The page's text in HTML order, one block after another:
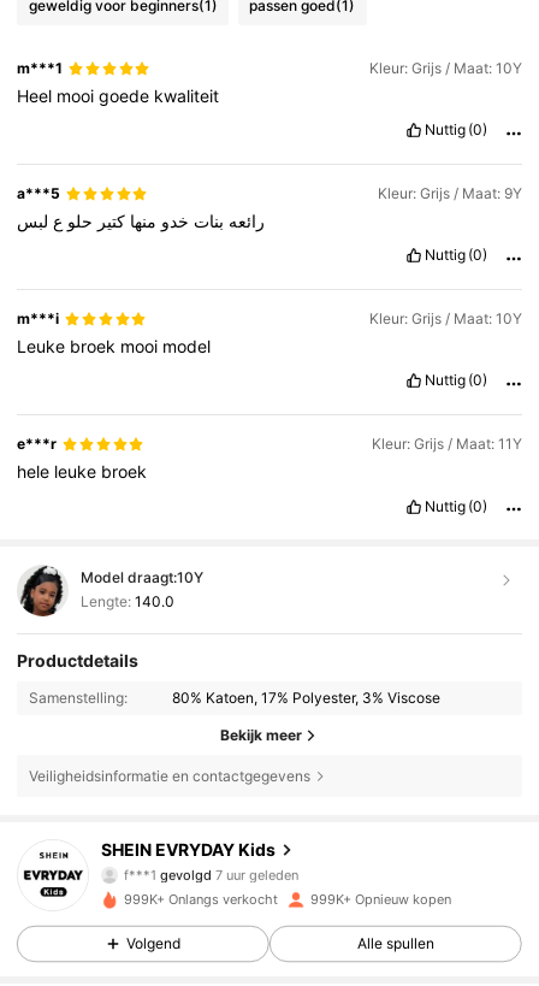
geweldig voor beginners(1) passen goed(1)
m***1 Kleur: Grijs / Maat: 10Y
Heel mooigoede kwaliteit
Nuttig (0)
a***5 Kleur: Grijs / Maat: 9Y
رائعه بنات خدو منها كتير حلو ع لبس
Nuttig (0)
m***i Kleur: Grijs / Maat: 10Y
Leuke broek mooi model
Nuttig (0)
e***r Kleur: Grijs / Maat: 11Y
hele leuke broek
Nuttig (0)
Model draagt:10Y
Lengte: 140.0
Productdetails
Samenstelling: 80% Katoen, 17% Polyester, 3% Viscose
Bekijk meer
Veiligheidsinformatie en contactgegevens
SHEIN EVRYDAY Kids
f***1gevolgd7 uur geleden
a***i is aan het browsen
4.90
427K Volgers
999K+ Onlangs verkocht 999K+ Opnieuw kopen
Volgend Alle spullen